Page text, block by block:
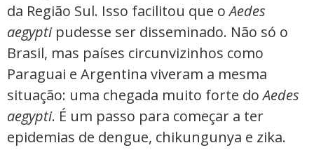
da Região Sul. Isso facilitou que oAedes
aegypti pudesse ser disseminado. Não só o
Brasil, mas países circunvizinhos como
Paraguai e Argentina viveram a mesma
situação: uma chegada muito forte doAedes
aegypti. É um passo para começar a ter
epidemias de dengue, chikungunya e zika.